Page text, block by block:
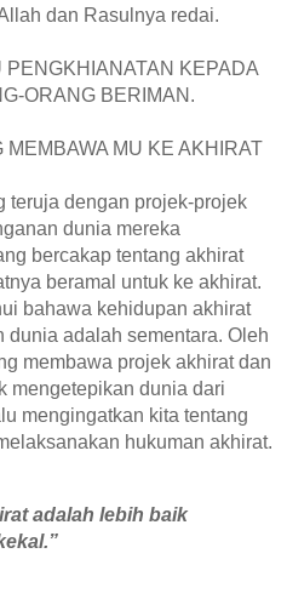
dan Rasulnya redai.
KEPADA
ORANG BERIMAN.
MU KE AKHIRAT
teruja dengan projek-projek
dunia mereka
bercakap tentang akhirat
beramal untuk ke akhirat.
bahawa kehidupan akhirat
adalah sementara. Oleh
membawa projek akhirat dan
mengetepikan dunia dari
mengingatkan kita tentang
hukuman akhirat.
adalah lebih baik